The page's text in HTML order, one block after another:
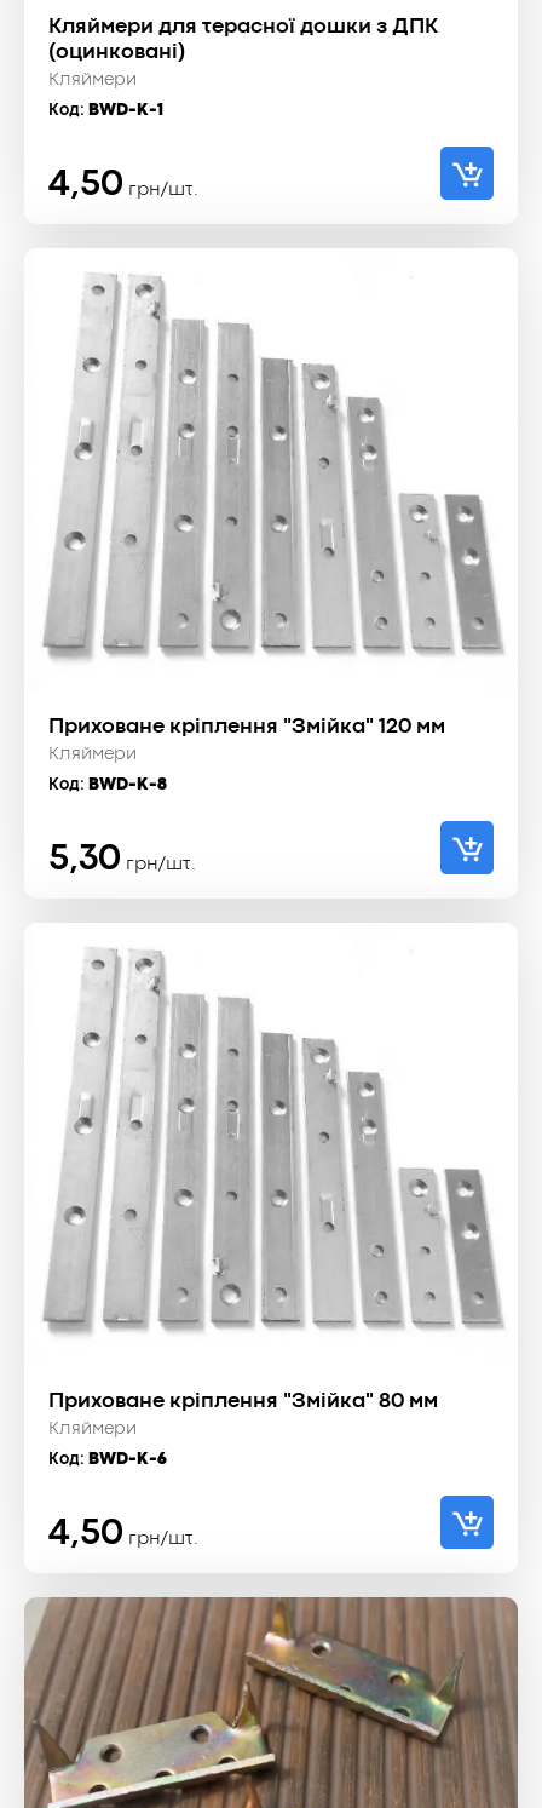
Кляймери для терасної дошки з ДПК
(оцинковані)
Кляймери
Код: BWD-K-1
4,50 грн/шт.
Приховане кріплення "Змійка" 120 мм
Кляймери
Код: BWD-K-8
5,30 грн/шт.
Приховане кріплення "Змійка" 80 мм
Кляймери
Код: BWD-K-6
4,50 грн/шт.